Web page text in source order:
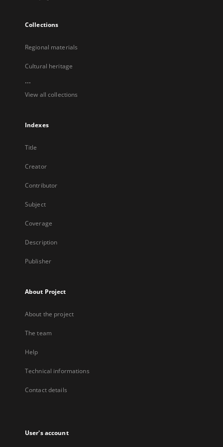
Collections
Regional materials
Cultural heritage
...
View all collections
Indexes
Title
Creator
Contributor
Subject
Coverage
Description
Publisher
About Project
About the project
The team
Help
Technical informations
Contact details
User's account